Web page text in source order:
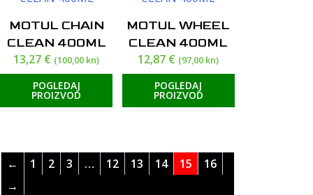
MOTUL CHAIN
CLEAN 400ML
13,27 € (100,00 kn)
POGLEDAJ
PROIZVOD
MOTUL WHEEL
CLEAN 400ML
12,87 € (97,00 kn)
POGLEDAJ
PROIZVOD
← 1 2 3 … 12 13 14 15
16
→